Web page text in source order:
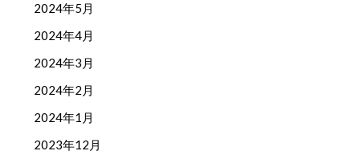
2024年5月
2024年4月
2024年3月
2024年2月
2024年1月
2023年12月